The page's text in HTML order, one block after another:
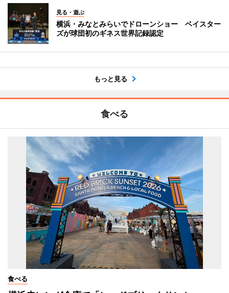
見る・遊ぶ
横浜・みなとみらいでドローンショー ベイスター
ズが球団初のギネス世界記録認定
もっと見る
食べる
食べる